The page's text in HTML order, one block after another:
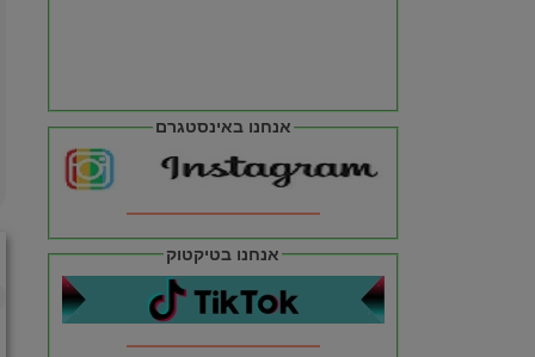
אנחנו באינסטגרם
אנחנו בטיקטוק